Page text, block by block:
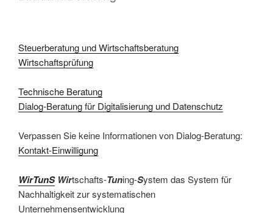
Steuerberatung und Wirtschaftsberatung
Wirtschaftsprüfung
Technische Beratung
Dialog-Beratung für Digitalisierung und Datenschutz
Verpassen Sie keine Informationen von Dialog-Beratung:
Kontakt-Einwilligung
WirTunSWirtschafts-Tuning-System das System für
Nachhaltigkeit zur systematischen
Unternehmensentwicklung